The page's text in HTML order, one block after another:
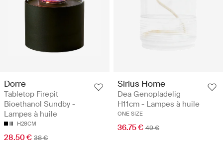
Dorre
Tabletop Firepit
Bioethanol Sundby -
Lampes à huile
H28CM
28.50 € 38 €
Sirius Home
Dea Genopladelig
H11cm - Lampes à huile
ONE SIZE
36.75 € 49 €